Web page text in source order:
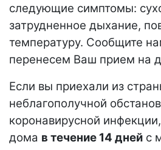
следующие симптомы:
затрудненное дыхание,
температуру. Сообщите
перенесем Ваш прием на
Если вы приехали из
неблагополучной
коронавирусной
дома в течение 14 дней с